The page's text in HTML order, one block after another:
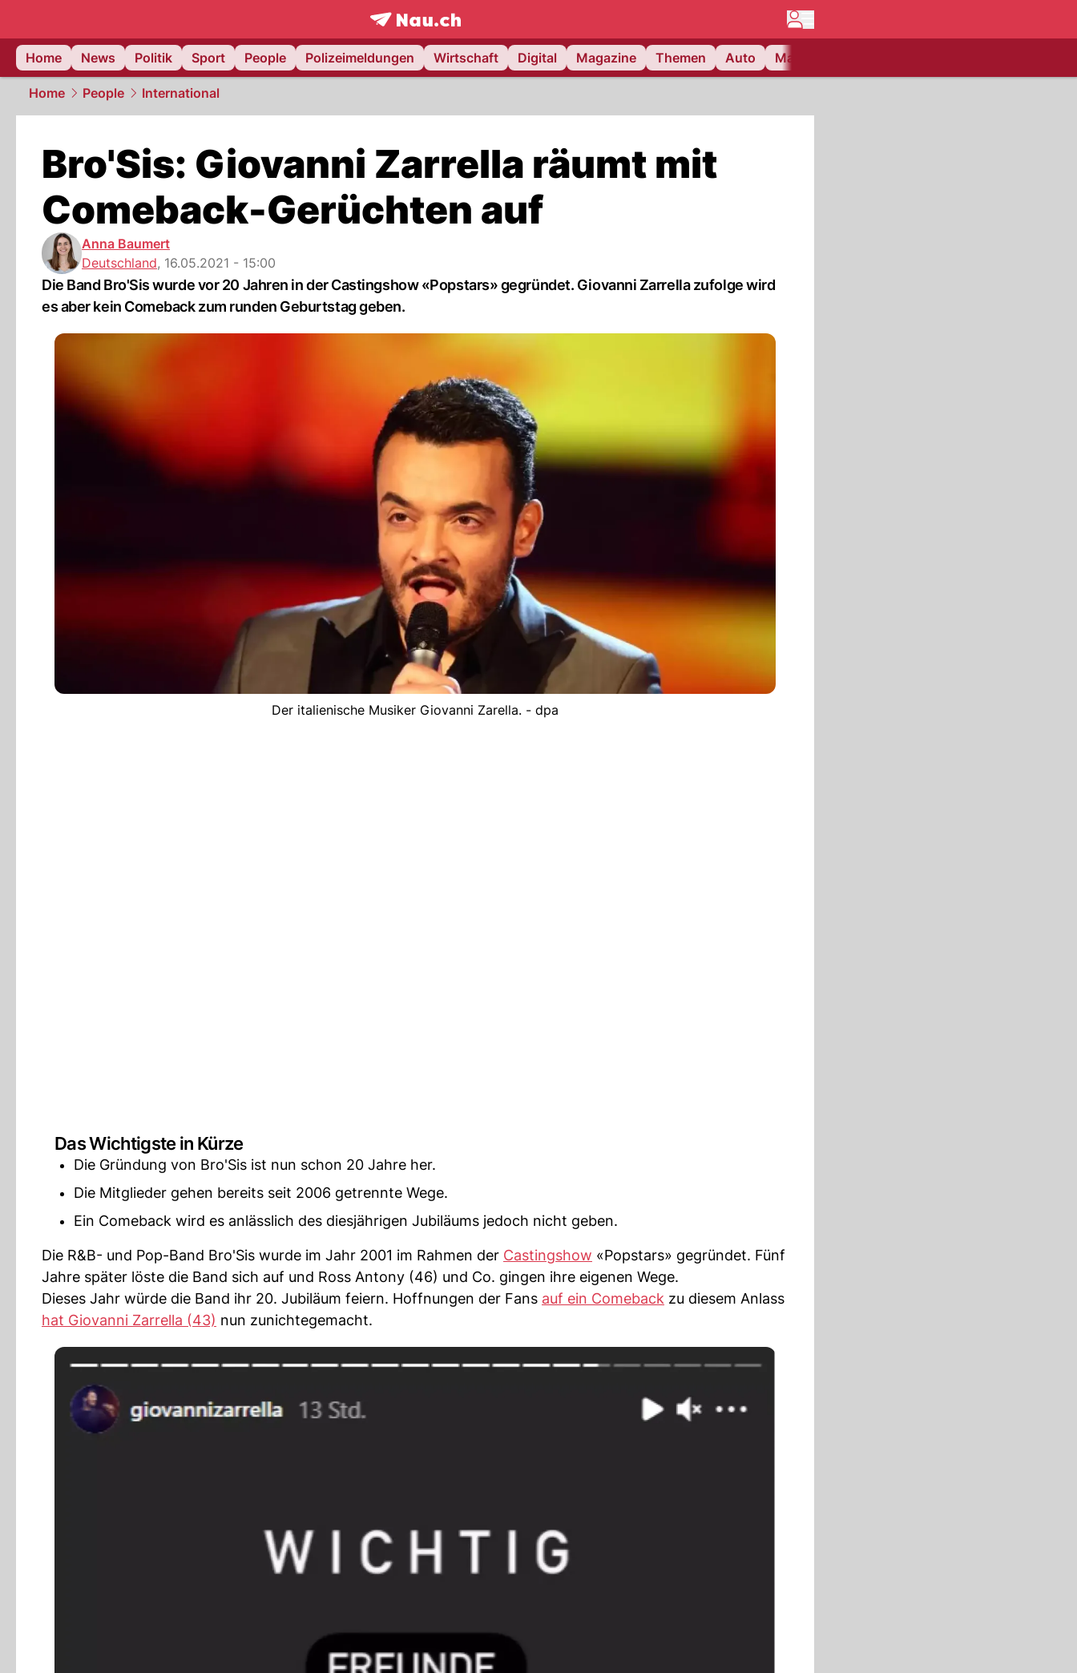
frontpage.NAU.ch
Home
News Politik Sport People Polizeimeldungen Wirtschaft Digital Magazine Themen Auto Matchcenter
Home People International
Bro'Sis: Giovanni Zarrella räumt mit
Comeback-Gerüchten auf
Anna Baumert
Deutschland, 16.05.2021 - 15:00
Die Band Bro'Sis wurde vor 20 Jahren in der Castingshow «Popstars» gegründet. Giovanni Zarrella zufolge wird
es aber kein Comeback zum runden Geburtstag geben.
Der italienische Musiker Giovanni Zarella. - dpa
Das Wichtigste in Kürze
Die Gründung von Bro'Sis ist nun schon 20 Jahre her.
Die Mitglieder gehen bereits seit 2006 getrennte Wege.
Ein Comeback wird es anlässlich des diesjährigen Jubiläums jedoch nicht geben.
Die R&B- und Pop-Band Bro'Sis wurde im Jahr 2001 im Rahmen der Castingshow «Popstars» gegründet. Fünf
Jahre später löste die Band sich auf und Ross Antony (46) und Co. gingen ihre eigenen Wege.
Dieses Jahr würde die Band ihr 20. Jubiläum feiern. Hoffnungen der Fans auf ein Comeback zu diesem Anlass
hat Giovanni Zarrella (43) nun zunichtegemacht.